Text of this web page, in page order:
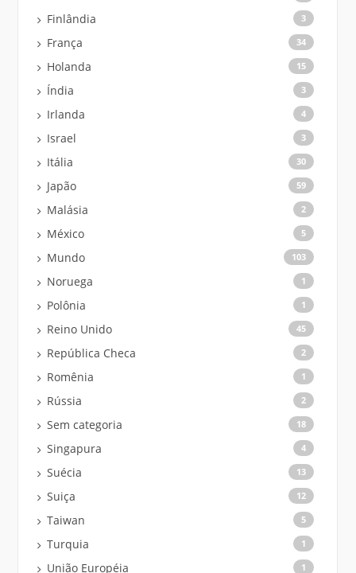
Finlândia 3
França 34
Holanda 15
Índia 3
Irlanda 4
Israel 3
Itália 30
Japão 59
Malásia 2
México 5
Mundo 103
Noruega 1
Polônia 1
Reino Unido 45
República Checa 2
Romênia 1
Rússia 2
Sem categoria 18
Singapura 4
Suécia 13
Suiça 12
Taiwan 5
Turquia 1
União Européia 1